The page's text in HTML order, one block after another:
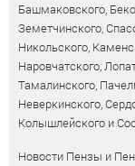
Башмаковского,
Земетчинского,
Никольского,
Наровчатского,
Тамалинского,
Неверкинского,
Колышлейского и
Новости Пензы и